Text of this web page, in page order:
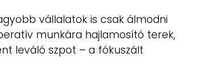
vállalatok is csak álmodni
munkára hajlamosító terek,
leváló szpot – a fókuszált